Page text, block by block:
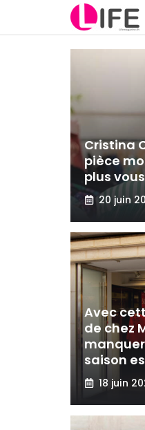
contenu
Cristina
pièce
plus
20 juin
Avec
de chez
saison
18 juin